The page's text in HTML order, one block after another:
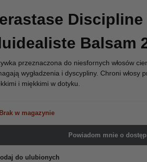
Balsam
przeznaczona do niesfornych włosów
wygładzenia i dyscypliny. Chroni włosy
i miękkimi w dotyku.
Brak w magazynie
Powiadom mnie o
do ulubionych